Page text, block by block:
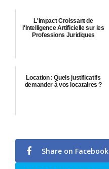
L'Impact Croissant de
l'Intelligence Artificielle sur les
Professions Juridiques
Location : Quels justificatifs
demander à vos locataires ?
Share on Facebook